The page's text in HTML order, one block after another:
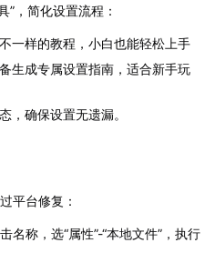
”，简化设置流程：
一样的教程，小白也能轻松上手
生成专属设置指南，适合新手玩
，确保设置无遗漏。
平台修复：
名称，选“属性”-“本地文件”，执行